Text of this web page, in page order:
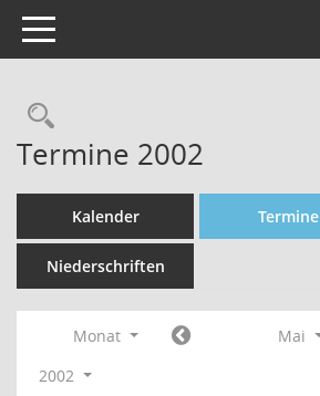
Toggle navigation
Rechercheauswahl
Termine 2002
Kalender Termine
Niederschriften
Monat
Mai
2002